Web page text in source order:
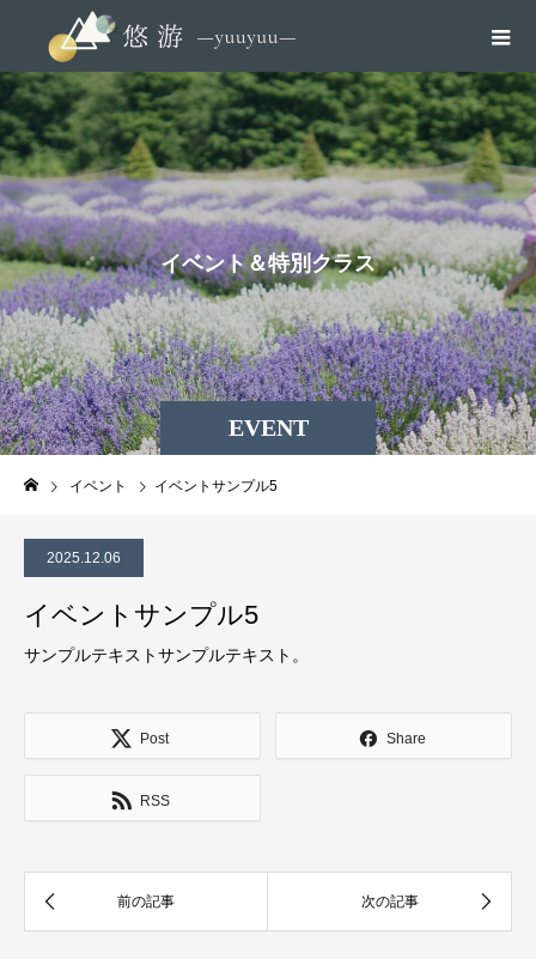
EVENT
イベント＆特別クラス
イベント イベントサンプル5
2025.12.06
イベントサンプル5
サンプルテキストサンプルテキスト。
Post Share
RSS